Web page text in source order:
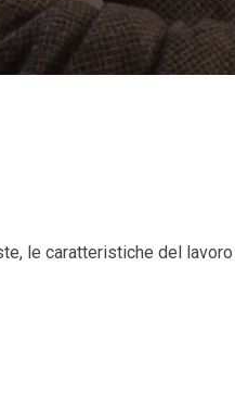
le caratteristiche del